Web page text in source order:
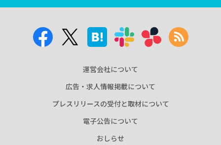
運営会社について
広告・求人情報掲載について
プレスリリースの受付と取材について
電子公告について
おしらせ